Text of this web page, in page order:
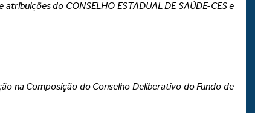
do CONSELHO ESTADUAL DE SAÚDE-CES e
na Composição do Conselho Deliberativo do Fundo de